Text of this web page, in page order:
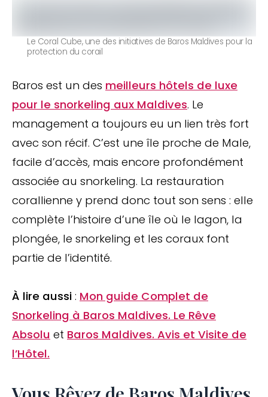
Le Coral Cube, une des initiatives de Baros Maldives pour la
protection du corail
Baros est un des meilleurs hôtels de luxe
pour le snorkeling aux Maldives. Le
management a toujours eu un lien très fort
avec son récif. C’est une île proche de Male,
facile d’accès, mais encore profondément
associée au snorkeling. La restauration
corallienne y prend donc tout son sens : elle
complète l’histoire d’une île où le lagon, la
plongée, le snorkeling et les coraux font
partie de l’identité.
À lire aussi : Mon guide Complet de
Snorkeling à Baros Maldives. Le Rêve
Absolu et Baros Maldives. Avis et Visite de
l’Hôtel.